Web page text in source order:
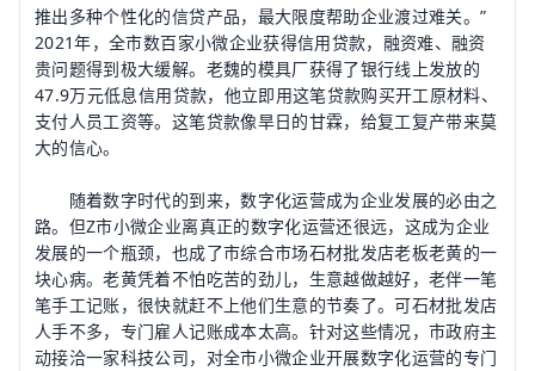
推出多种个性化的信贷产品，最大限度帮助企业渡过难关。”
2021年，全市数百家小微企业获得信用贷款，融资难、融资
贵问题得到极大缓解。老魏的模具厂获得了银行线上发放的
47.9万元低息信用贷款，他立即用这笔贷款购买开工原材料、
支付人员工资等。这笔贷款像旱日的甘霖，给复工复产带来莫
大的信心。
随着数字时代的到来，数字化运营成为企业发展的必由之
路。但Z市小微企业离真正的数字化运营还很远，这成为企业
发展的一个瓶颈，也成了市综合市场石材批发店老板老黄的一
块心病。老黄凭着不怕吃苦的劲儿，生意越做越好，老伴一笔
笔手工记账，很快就赶不上他们生意的节奏了。可石材批发店
人手不多，专门雇人记账成本太高。针对这些情况，市政府主
动接洽一家科技公司，对全市小微企业开展数字化运营的专门